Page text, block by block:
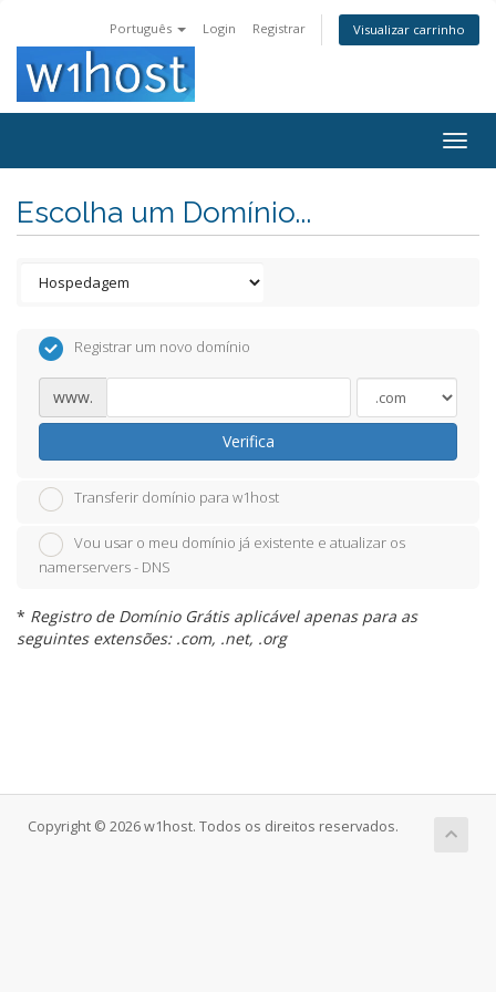
Português Login Registrar Visualizar carrinho
Escolha um Domínio...
Registrar um novo domínio
www.
Verifica
Transferir domínio para w1host
Vou usar o meu domínio já existente e atualizar os
namerservers - DNS
* Registro de Domínio Grátis aplicável apenas para as
seguintes extensões: .com, .net, .org
Copyright © 2026 w1host. Todos os direitos reservados.